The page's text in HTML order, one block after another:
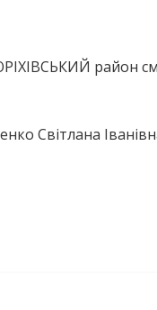
Світлана